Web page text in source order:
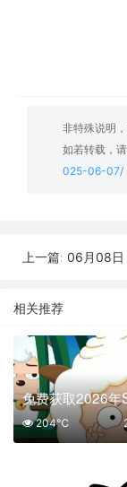
非特殊说明
如若转载，
025-06-07/
上一篇: 06月08日 | 2025年分享最新45个免费节点,SSR/
相关推荐
204℃